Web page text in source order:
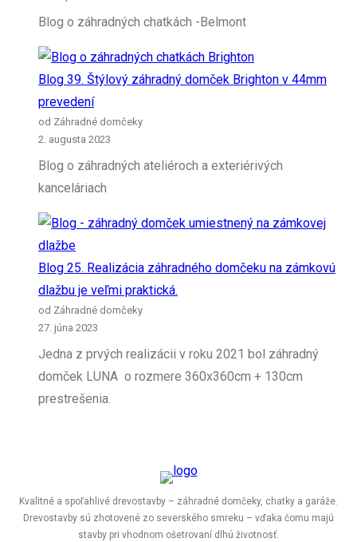
Blog o záhradných chatkách -Belmont
Blog 39. Štýlový záhradný domček Brighton v 44mm
prevedení
od Záhradné domčeky
2. augusta 2023
Blog o záhradných ateliéroch a exteriérivých
kanceláriach
Blog 25. Realizácia záhradného domčeku na zámkovú
dlažbu je veľmi praktická.
od Záhradné domčeky
27. júna 2023
Jedna z prvých realizácii v roku 2021 bol záhradný
domček LUNA o rozmere 360x360cm + 130cm
prestrešenia.
Kvalitné a spoľahlivé drevostavby – záhradné domčeky, chatky a garáže.
Drevostavby sú zhotovené zo severského smreku – vďaka čomu majú
stavby pri vhodnom ošetrovaní dlhú životnosť.